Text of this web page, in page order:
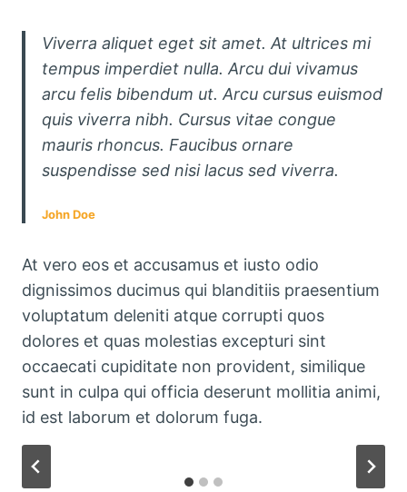
Viverra aliquet eget sit amet. At ultrices mi
tempus imperdiet nulla. Arcu dui vivamus
arcu felis bibendum ut. Arcu cursus euismod
quis viverra nibh. Cursus vitae congue
mauris rhoncus. Faucibus ornare
suspendisse sed nisi lacus sed viverra.
John Doe
At vero eos et accusamus et iusto odio
dignissimos ducimus qui blanditiis praesentium
voluptatum deleniti atque corrupti quos
dolores et quas molestias excepturi sint
occaecati cupiditate non provident, similique
sunt in culpa qui officia deserunt mollitia animi,
id est laborum et dolorum fuga.